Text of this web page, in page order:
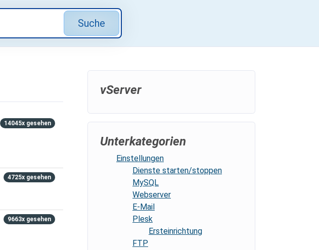
Suche
14045x gesehen
4725x gesehen
9663x gesehen
vServer
Unterkategorien
Einstellungen
Dienste starten/stoppen
MySQL
Webserver
E-Mail
Plesk
Ersteinrichtung
FTP